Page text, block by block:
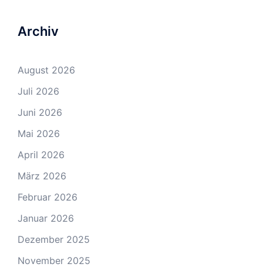
Archiv
August 2026
Juli 2026
Juni 2026
Mai 2026
April 2026
März 2026
Februar 2026
Januar 2026
Dezember 2025
November 2025